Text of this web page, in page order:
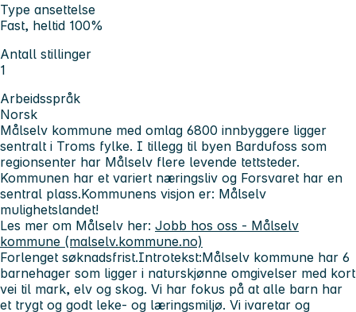
Type ansettelse
Fast, heltid 100%
Antall stillinger
1
Arbeidsspråk
Norsk
Målselv kommune med omlag 6800 innbyggere ligger
sentralt i Troms fylke. I tillegg til byen Bardufoss som
regionsenter har Målselv flere levende tettsteder.
Kommunen har et variert næringsliv og Forsvaret har en
sentral plass.Kommunens visjon er: Målselv
mulighetslandet!
Les mer om Målselv her: Jobb hos oss - Målselv
kommune (malselv.kommune.no)
Forlenget søknadsfrist.Introtekst:Målselv kommune har 6
barnehager som ligger i naturskjønne omgivelser med kort
vei til mark, elv og skog. Vi har fokus på at alle barn har
et trygt og godt leke- og læringsmiljø. Vi ivaretar og